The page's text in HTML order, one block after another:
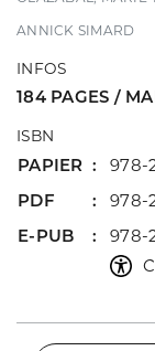
ANNICK SIMARD
INFOS
184 PAGES /
ISBN
PAPIER
978-
PDF
978-
E-PUB
978-